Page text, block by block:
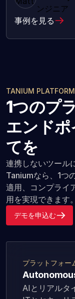
ンジニア
事例を見る
TANIUM PLATFORM
1つのプ
エンド
てを
連携しないツール
Taniumなら、1つ
適用、コンプライ
用を実現できます。
デモを申込む
プラットフォー
AIとリアルタ